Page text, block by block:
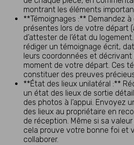
montrant les éléments
**Témoignages :** Demandez
présentes lors de votre départ
d’attester de l’état du
rédiger un témoignage écrit,
leurs coordonnées et décrivant
moment de votre départ. Ces
constituer des preuves
**État des lieux unilatéral :**
un état des lieux de sortie
des photos à l’appui. Envoyez
des lieux au propriétaire en
de réception. Même si sa
cela prouve votre bonne foi et
collaborer.